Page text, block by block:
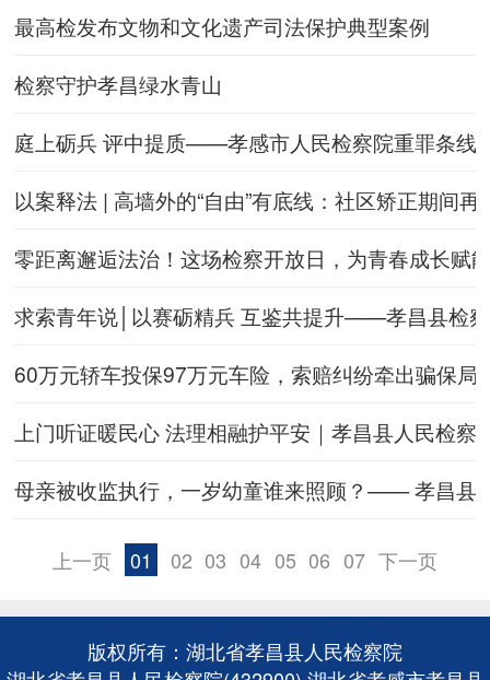
最高检发布文物和文化遗产司法保护典型案例
检察守护孝昌绿水青山
庭上砺兵 评中提质——孝感市人民检察院重罪条线
以案释法 | 高墙外的“自由”有底线：社区矫正期间
零距离邂逅法治！这场检察开放日，为青春成长赋
求索青年说│以赛砺精兵 互鉴共提升——孝昌县检
60万元轿车投保97万元车险，索赔纠纷牵出骗保局
上门听证暖民心 法理相融护平安｜孝昌县人民检
母亲被收监执行，一岁幼童谁来照顾？—— 孝昌县
上一页 01 02 03 04 05 06 07 下一页
版权所有：湖北省孝昌县人民检察院